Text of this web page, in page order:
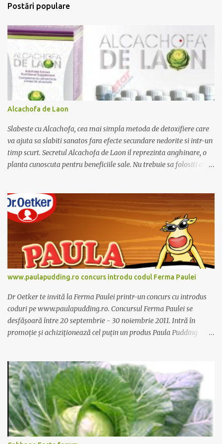
r
i
i
Postări populare
Alcachofa de Laon
Slabeste cu Alcachofa, cea mai simpla metoda de detoxifiere care
va ajuta sa slabiti sanatos fara efecte secundare nedorite si intr-un
timp scurt. Secretul Alcachofa de Laon il reprezinta anghinare, o
planta cunoscuta pentru beneficiile sale. Nu trebuie sa folositi o
www.paulapudding.ro concurs introdu codul Ferma Paulei
Dr Oetker te invită la Ferma Paulei printr-un concurs cu introdus
coduri pe www.paulapudding.ro. Concursul Ferma Paulei se
desfășoară între 20 septembrie - 30 noiembrie 2011. Intră în
promoție și achiziționează cel puțin un produs Paula Pudding
concurs Ferma Paulei. Poți căștiga zilnic truse de grădinărit,
săptămânal tractorașul fermierului sau premiul cel mare o
excursie la o super-fermă din Anglia. Mai multe coduri, mai multe
șanse de câștig. Câștigători si regulament pe
www.paulapudding.ro.